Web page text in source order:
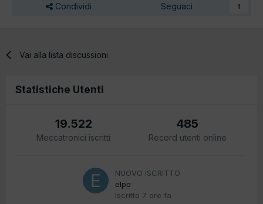
Condividi Seguaci 1
Vai alla lista discussioni
Statistiche Utenti
19.522
Meccatronici iscritti
485
Record utenti online
NUOVO ISCRITTO
elpo
Iscritto 7 ore fa